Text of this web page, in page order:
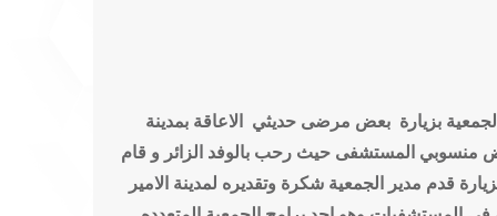
بزيارة بعض مرضى حديثي الاعاقة بمدينة
منسوبي المستشفى حيث رحب بالوفد الزائر و قام
قدم مدير الجمعية شكرة وتقديره لمدينة الامير